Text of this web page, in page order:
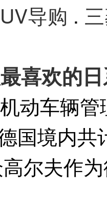
导购 .
喜欢的
动车辆
国境内
尔夫作